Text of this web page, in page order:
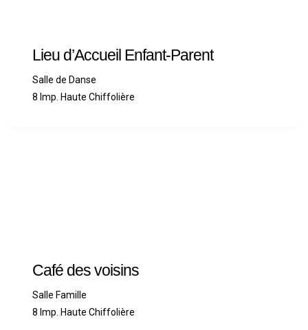
Lieu d’Accueil Enfant-Parent
Salle de Danse
8 Imp. Haute Chiffolière
Café des voisins
Salle Famille
8 Imp. Haute Chiffolière